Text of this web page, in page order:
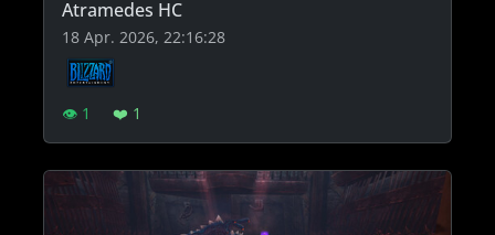
Atramedes HC
18 Apr. 2026, 22:16:28
👁 1 ❤️ 1